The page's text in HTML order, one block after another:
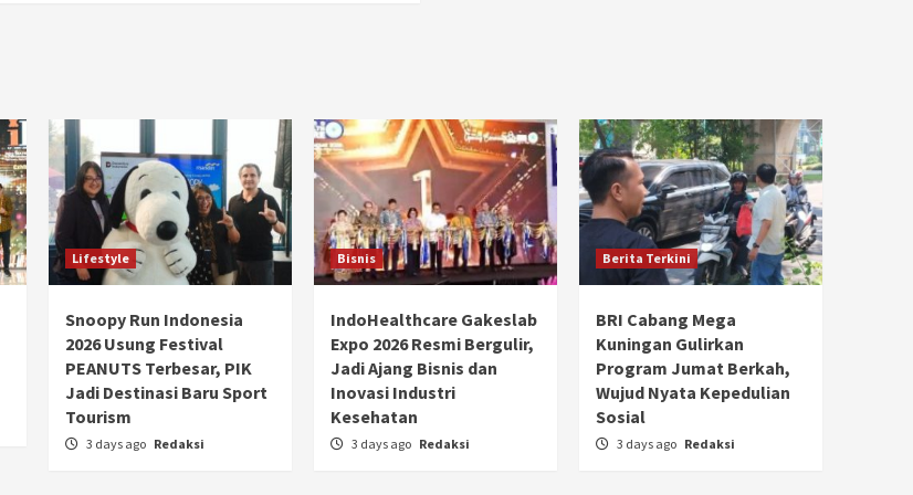
Lifestyle
Snoopy Run Indonesia
2026 Usung Festival
PEANUTS Terbesar, PIK
Jadi Destinasi Baru Sport
Tourism
3 days ago Redaksi
Bisnis
IndoHealthcare Gakeslab
Expo 2026 Resmi Bergulir,
Jadi Ajang Bisnis dan
Inovasi Industri
Kesehatan
3 days ago Redaksi
Berita Terkini
BRI Cabang Mega
Kuningan Gulirkan
Program Jumat Berkah,
Wujud Nyata Kepedulian
Sosial
3 days ago Redaksi